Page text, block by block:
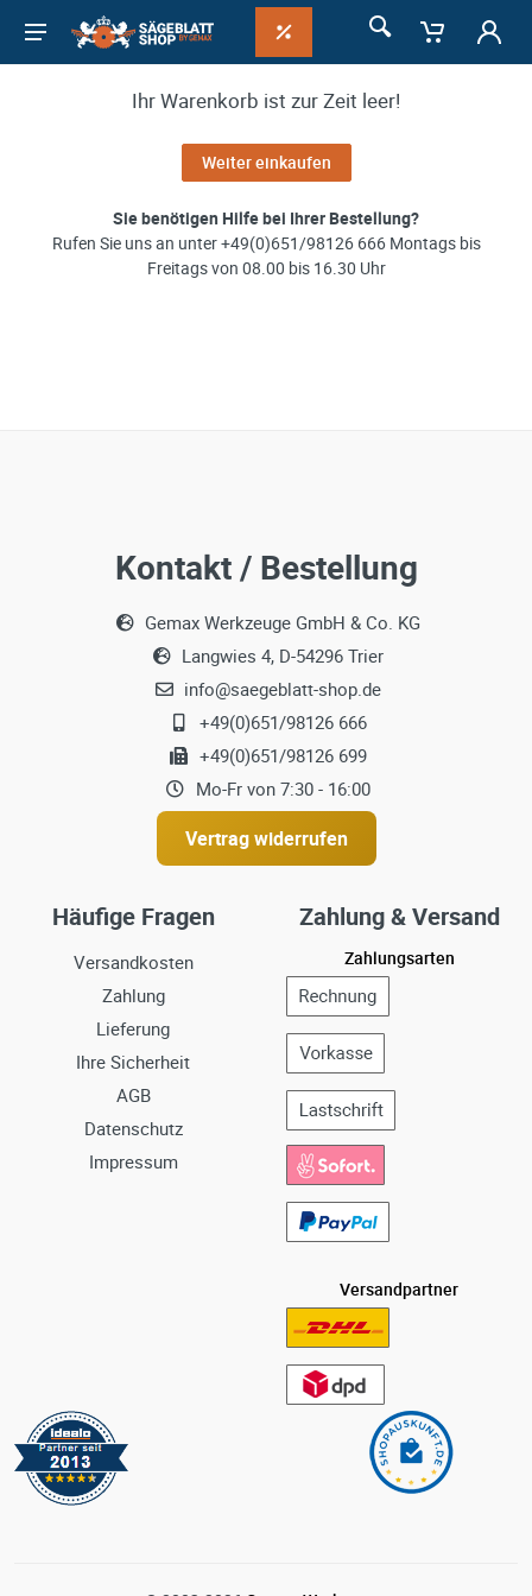
Ihr Warenkorb ist zur Zeit leer!
Weiter einkaufen
Sie benötigen Hilfe bei Ihrer Bestellung?
Rufen Sie uns an unter +49(0)651/98126 666 Montags bis
Freitags von 08.00 bis 16.30 Uhr
Kontakt / Bestellung
Gemax Werkzeuge GmbH & Co. KG
Langwies 4, D-54296 Trier
info@saegeblatt-shop.de
+49(0)651/98126 666
+49(0)651/98126 699
Mo-Fr von 7:30 - 16:00
Vertrag widerrufen
Häufige Fragen
Versandkosten
Zahlung
Lieferung
Ihre Sicherheit
AGB
Datenschutz
Impressum
Zahlung & Versand
Zahlungsarten
Versandpartner